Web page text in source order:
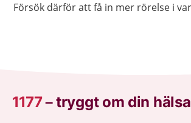
Försök därför att få in mer rörelse i
1177–tryggt om din